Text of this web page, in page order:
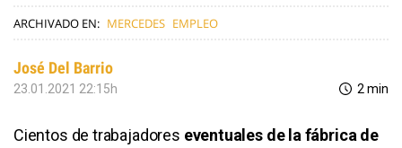
ARCHIVADO EN: MERCEDES EMPLEO
José Del Barrio
23.01.2021 22:15h 2 min
Cientos de trabajadores eventuales de la fábrica de